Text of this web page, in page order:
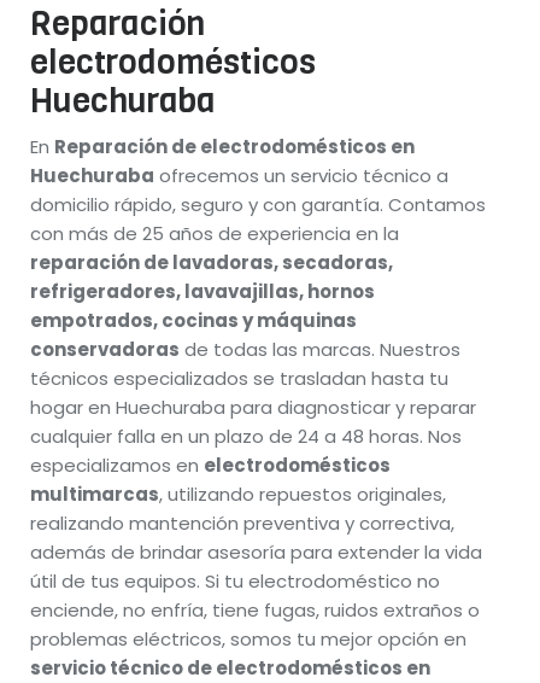
Reparación
electrodomésticos
Huechuraba
En Reparación de electrodomésticos en
Huechuraba ofrecemos un servicio técnico a
domicilio rápido, seguro y con garantía. Contamos
con más de 25 años de experiencia en la
reparación de lavadoras, secadoras,
refrigeradores, lavavajillas, hornos
empotrados, cocinas y máquinas
conservadoras de todas las marcas. Nuestros
técnicos especializados se trasladan hasta tu
hogar en Huechuraba para diagnosticar y reparar
cualquier falla en un plazo de 24 a 48 horas. Nos
especializamos en electrodomésticos
multimarcas, utilizando repuestos originales,
realizando mantención preventiva y correctiva,
además de brindar asesoría para extender la vida
útil de tus equipos. Si tu electrodoméstico no
enciende, no enfría, tiene fugas, ruidos extraños o
problemas eléctricos, somos tu mejor opción en
servicio técnico de electrodomésticos en